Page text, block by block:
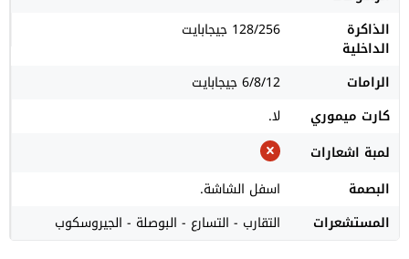
الذاكرة
الداخلية
128/256 جيجابايت
الرامات
6/8/12 جيجابايت
كارت ميموري
لا.
لمبة اشعارات
البصمة
اسفل الشاشة.
المستشعرات
التقارب - التسارع - البوصلة - الجيروسكوب